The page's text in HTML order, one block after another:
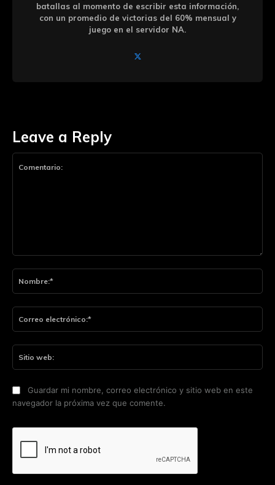
Leave a Reply
Guardar mi nombre, correo electrónico y sitio web en este
navegador la próxima vez que comente.
batallas al momento de escribir esta información,
con un promedio de victorias del 60% mensual y
juego en el servidor NA.